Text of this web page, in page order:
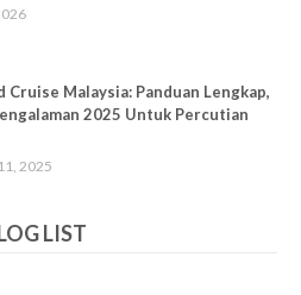
Cruise Malaysia: Panduan Lengkap,
2025 Untuk Percutian
2025
LIST